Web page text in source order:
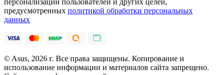
персонализации пользователей и других целей,
предусмотренных политикой обработки персональных
данных
© Asus, 2026 г. Все права защищены. Копирование и
использование информации и материалов сайта запрещено.